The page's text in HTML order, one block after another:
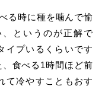
る時に種を噛んで愉
というのが正解で
イプいるくらいです
食べる1時間ほど前
て冷やすこともおす